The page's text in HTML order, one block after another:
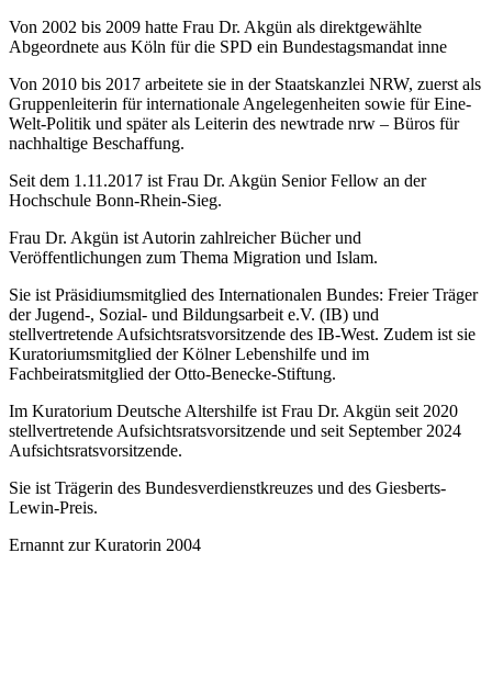
Von 2002 bis 2009 hatte Frau Dr. Akgün als direktgewählte
Abgeordnete aus Köln für die SPD ein Bundestagsmandat inne
Von 2010 bis 2017 arbeitete sie in der Staatskanzlei NRW, zuerst als
Gruppenleiterin für internationale Angelegenheiten sowie für Eine-
Welt-Politik und später als Leiterin des newtrade nrw – Büros für
nachhaltige Beschaffung.
Seit dem 1.11.2017 ist Frau Dr. Akgün Senior Fellow an der
Hochschule Bonn-Rhein-Sieg.
Frau Dr. Akgün ist Autorin zahlreicher Bücher und
Veröffentlichungen zum Thema Migration und Islam.
Sie ist Präsidiumsmitglied des Internationalen Bundes: Freier Träger
der Jugend-, Sozial- und Bildungsarbeit e.V. (IB) und
stellvertretende Aufsichtsratsvorsitzende des IB-West. Zudem ist sie
Kuratoriumsmitglied der Kölner Lebenshilfe und im
Fachbeiratsmitglied der Otto-Benecke-Stiftung.
Im Kuratorium Deutsche Altershilfe ist Frau Dr. Akgün seit 2020
stellvertretende Aufsichtsratsvorsitzende und seit September 2024
Aufsichtsratsvorsitzende.
Sie ist Trägerin des Bundesverdienstkreuzes und des Giesberts-
Lewin-Preis.
Ernannt zur Kuratorin 2004